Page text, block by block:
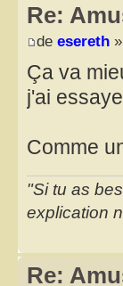
Re:
de esereth
Ça va
j'ai
Comme
"Si tu as
explication
Re: